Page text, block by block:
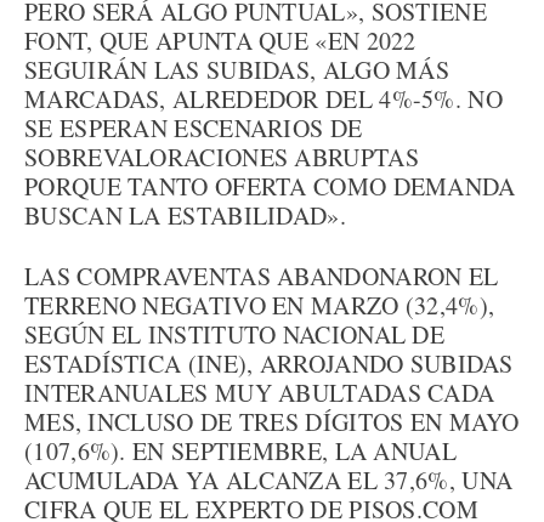
PERO SERÁ ALGO PUNTUAL», SOSTIENE
FONT, QUE APUNTA QUE «EN 2022
SEGUIRÁN LAS SUBIDAS, ALGO MÁS
MARCADAS, ALREDEDOR DEL 4%-5%. NO
SE ESPERAN ESCENARIOS DE
SOBREVALORACIONES ABRUPTAS
PORQUE TANTO OFERTA COMO DEMANDA
BUSCAN LA ESTABILIDAD».
LAS COMPRAVENTAS ABANDONARON EL
TERRENO NEGATIVO EN MARZO (32,4%),
SEGÚN EL INSTITUTO NACIONAL DE
ESTADÍSTICA (INE), ARROJANDO SUBIDAS
INTERANUALES MUY ABULTADAS CADA
MES, INCLUSO DE TRES DÍGITOS EN MAYO
(107,6%). EN SEPTIEMBRE, LA ANUAL
ACUMULADA YA ALCANZA EL 37,6%, UNA
CIFRA QUE EL EXPERTO DE PISOS.COM